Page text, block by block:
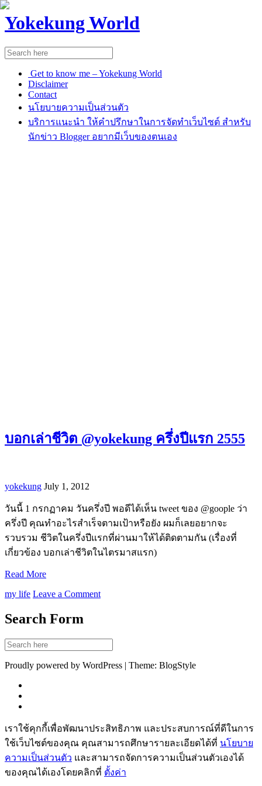
Yokekung World
Get to know me – Yokekung World
Disclaimer
Contact
นโยบายความเป็นส่วนตัว
บริการแนะนำ ให้คำปรึกษาในการจัดทำเว็บไซต์ สำหรับ
นักข่าว Blogger อยากมีเว็บของตนเอง
บอกเล่าชีวิต @yokekung ครึ่งปีแรก 2555
yokekung July 1, 2012
วันนี้ 1 กรกฏาคม วันครึ่งปี พอดีได้เห็น tweet ของ @goople ว่า
ครึ่งปี คุณทำอะไรสำเร็จตามเป้าหรือยัง ผมก็เลยอยากจะ
รวบรวม ชีวิตในครึ่งปีแรกที่ผ่านมาให้ได้ติดตามกัน (เรื่องที่
เกี่ยวข้อง บอกเล่าชีวิตในไตรมาสแรก)
Read More
my life Leave a Comment
Search Form
Proudly powered by WordPress | Theme: BlogStyle
เราใช้คุกกี้เพื่อพัฒนาประสิทธิภาพ และประสบการณ์ที่ดีในการ
ใช้เว็บไซต์ของคุณ คุณสามารถศึกษารายละเอียดได้ที่ นโยบาย
ความเป็นส่วนตัว และสามารถจัดการความเป็นส่วนตัวเองได้
ของคุณได้เองโดยคลิกที่ ตั้งค่า